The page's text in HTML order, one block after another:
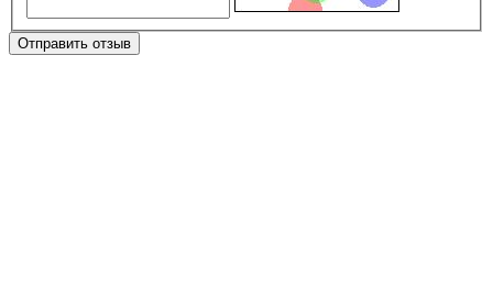
Отправить отзыв